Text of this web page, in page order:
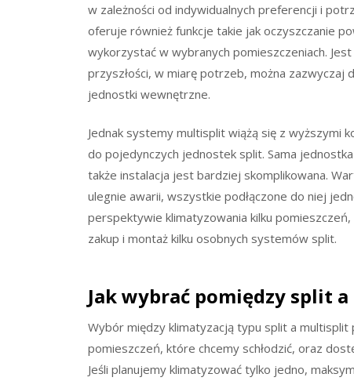
w zależności od indywidualnych preferencji i
oferuje również funkcje takie jak oczyszczanie
wykorzystać w wybranych pomieszczeniach.
przyszłości, w miarę potrzeb, można zazwyczaj
jednostki wewnętrzne.
Jednak systemy multisplit wiążą się z wyższymi
do pojedynczych jednostek split. Sama
także instalacja jest bardziej skomplikowana.
ulegnie awarii, wszystkie podłączone do niej
perspektywie klimatyzowania kilku
zakup i montaż kilku osobnych systemów split.
Jak wybrać pomiędzy split
Wybór między klimatyzacją typu split a
pomieszczeń, które chcemy schłodzić, oraz
Jeśli planujemy klimatyzować tylko jedno,